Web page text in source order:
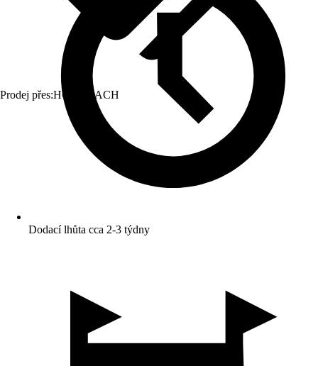
Prodej přes:HORNBACH
Dodací lhůta cca 2-3 týdny